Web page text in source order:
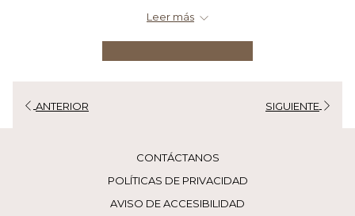
reserva natural llena de vegetación, a la cual se llega luego de
Leer más
ANTERIOR SIGUIENTE
CONTÁCTANOS
POLÍTICAS DE PRIVACIDAD
AVISO DE ACCESIBILIDAD